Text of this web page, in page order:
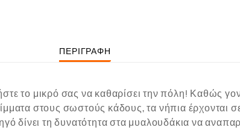
ΠΕΡΙΓΡΑΦΉ
το μικρό σας να καθαρίσει την πόλη! Καθώς
στους σωστούς κάδους, τα νήπια έρχονται
δίνει τη δυνατότητα στα μυαλουδάκια να